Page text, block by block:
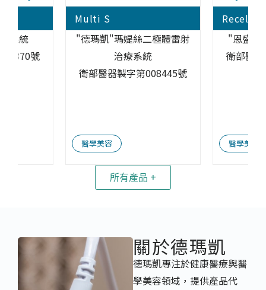
系統
號
Multi S
"德瑪凱"瑪媞絲二極體雷射
治療系統
衛部醫器製字第008445號
醫學美容
Recell
"恩盛"
衛部醫
醫學美容
所有產品 +
關於德瑪凱
德瑪凱專注於健康醫療與醫
學美容領域，提供產品代